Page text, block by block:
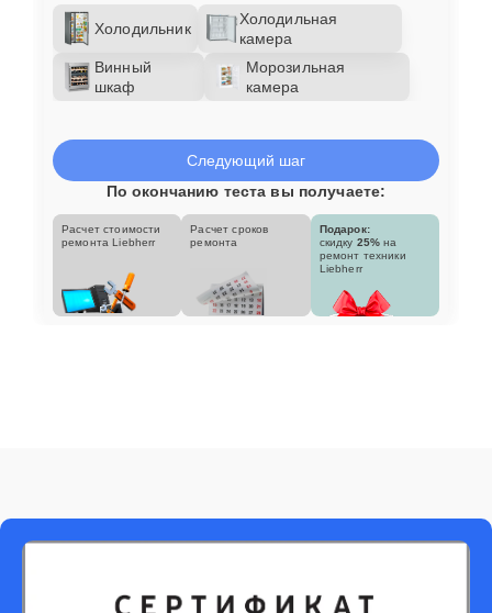
Холодильник
Холодильная
камера
Винный
шкаф
Морозильная
камера
Следующий шаг
По окончанию теста вы получаете:
Расчет стоимости
ремонта Liebherr
Расчет сроков
ремонта
Подарок:
скидку 25% на
ремонт техники
Liebherr